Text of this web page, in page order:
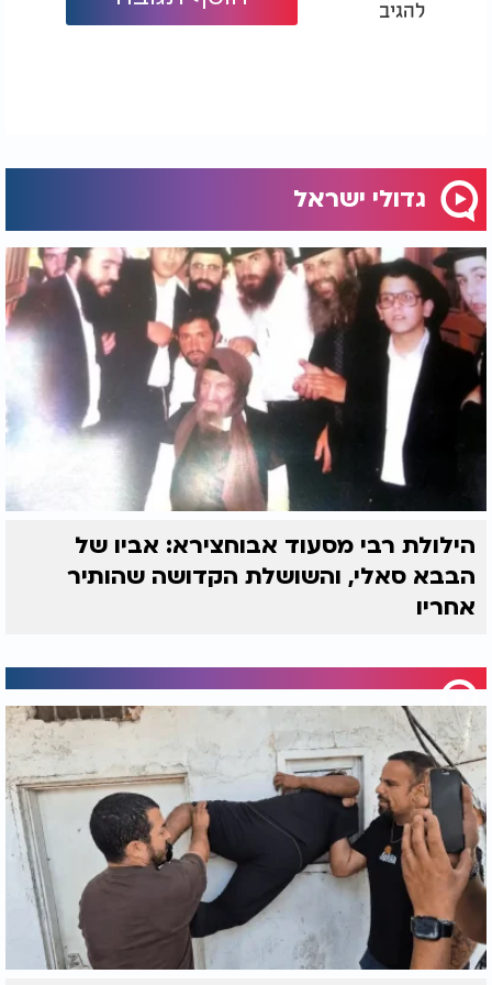
שמע אברהם, שו"ת על שולחן ערוך חושן משפט,
חיים לראש על השריפה הנוראה בעיר איזמיר בשנת
ה'תר"א (1841), שבה עלו באש רוב כתבי־יד קודשו
וספרים נדירים, וביניהם גם כתבי־היד של בנו הבכור,
רבנו רבי אברהם פלאג'י זצוק"ל.
מרוב צער נפל האב למשכב. כשראה זאת רבי אברהם,
ישב במחיצתו, שאל אותו שאלות בכל חלקי פרד"ס
התורה, כתב את תשובותיו והוסיף עליהם, עד שלאחר
תקופה זכה להוציא לאור מחדש את רוב ספריו של אביו.
כאשר ראה האב שספריו יוצאים לאור מחדש, קם
ממשכבו בשמחה וזכה להאריך ימים בזכות החסד
הגדול שעשה עמו בנו רבי אברהם.
רבי אברהם פלאג'י זצוק"ל הסתלק בשנת ה'תרנ"ט
(1899 למניינם).
זכותו תגן עלינו אמן.
ארז קדוסי.
להגיב
גדולי ישראל
הילולת רבי מסעוד אבוחצירא: אביו של
הבבא סאלי, והשושלת הקדושה שהותיר
אחריו